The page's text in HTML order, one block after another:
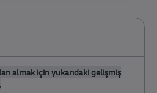
almak için yukarıdaki gelişmiş